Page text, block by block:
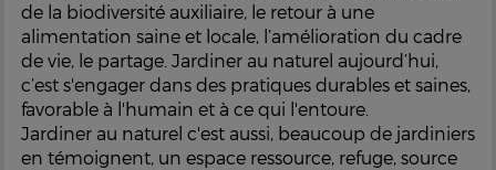
de la biodiversité auxiliaire, le retour à une
alimentation saine et locale, l’amélioration du cadre
de vie, le partage. Jardiner au naturel aujourd’hui,
c’est s'engager dans des pratiques durables et saines,
favorable à l'humain et à ce qui l'entoure.
Jardiner au naturel c'est aussi, beaucoup de jardiniers
en témoignent, un espace ressource, refuge, source